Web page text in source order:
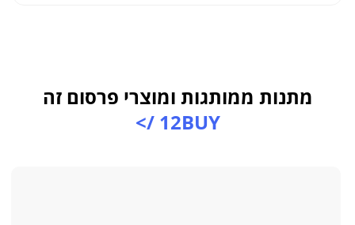
מתנות ממותגות ומוצרי פרסום זה
12BUY />